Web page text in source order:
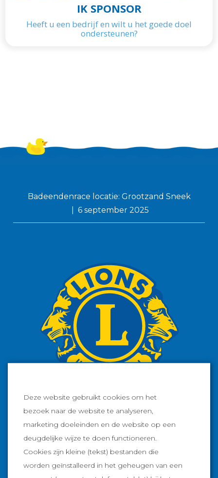
IK SPONSOR
Heeft u een bedrijf en wilt u het goede doel
ondersteunen?
Badeendenrace locatie: Grootzand Sneek
6 september 2025
Facebook
Instagram
Deze website gebruikt cookies om het
bezoek naar de website te analyseren,
marketing doeleinden en de website op een
deugdelijke wijze te doen functioneren.
Cookies zijn kleine (tekst) bestanden die
worden geïnstalleerd in het geheugen van een